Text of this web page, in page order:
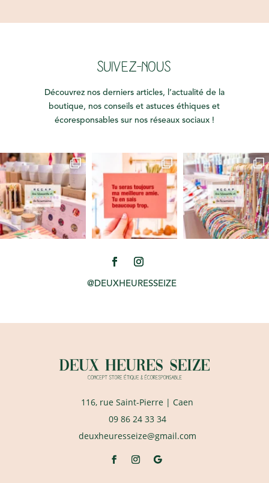
SUIVEZ-NOUS
Découvrez nos derniers articles, l’actualité de la
boutique, nos conseils et astuces éthiques et
écoresponsables sur nos réseaux sociaux !
@DEUXHEURESSEIZE
116, rue Saint-Pierre | Caen
09 86 24 33 34
deuxheuresseize@gmail.com